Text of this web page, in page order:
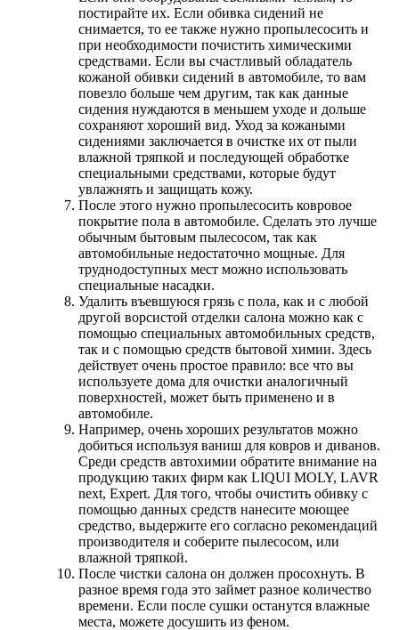
постирайте их. Если обивка сидений не
снимается, то ее также нужно пропылесосить и
при необходимости почистить химическими
средствами. Если вы счастливый обладатель
кожаной обивки сидений в автомобиле, то вам
повезло больше чем другим, так как данные
сидения нуждаются в меньшем уходе и дольше
сохраняют хороший вид. Уход за кожаными
сидениями заключается в очистке их от пыли
влажной тряпкой и последующей обработке
специальными средствами, которые будут
увлажнять и защищать кожу.
После этого нужно пропылесосить ковровое
покрытие пола в автомобиле. Сделать это лучше
обычным бытовым пылесосом, так как
автомобильные недостаточно мощные. Для
труднодоступных мест можно использовать
специальные насадки.
Удалить въевшуюся грязь с пола, как и с любой
другой ворсистой отделки салона можно как с
помощью специальных автомобильных средств,
так и с помощью средств бытовой химии. Здесь
действует очень простое правило: все что вы
используете дома для очистки аналогичный
поверхностей, может быть применено и в
автомобиле.
Например, очень хороших результатов можно
добиться используя ваниш для ковров и диванов.
Среди средств автохимии обратите внимание на
продукцию таких фирм как LIQUI MOLY, LAVR
next, Expert. Для того, чтобы очистить обивку с
помощью данных средств нанесите моющее
средство, выдержите его согласно рекомендаций
производителя и соберите пылесосом, или
влажной тряпкой.
После чистки салона он должен просохнуть. В
разное время года это займет разное количество
времени. Если после сушки останутся влажные
места, можете досушить из феном.